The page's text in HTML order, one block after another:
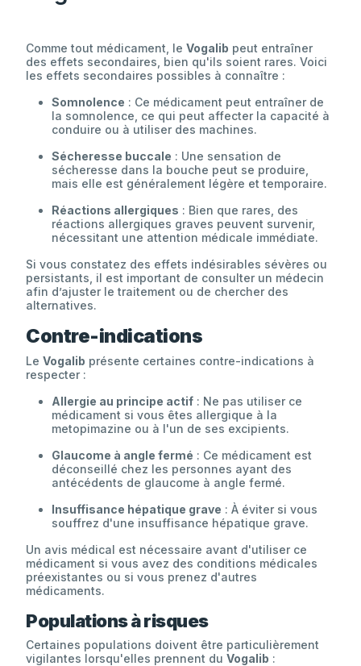
Comme tout médicament, le Vogalib peut entraîner
des effets secondaires, bien qu'ils soient rares. Voici
les effets secondaires possibles à connaître :
Somnolence : Ce médicament peut entraîner de
la somnolence, ce qui peut affecter la capacité à
conduire ou à utiliser des machines.
Sécheresse buccale : Une sensation de
sécheresse dans la bouche peut se produire,
mais elle est généralement légère et temporaire.
Réactions allergiques : Bien que rares, des
réactions allergiques graves peuvent survenir,
nécessitant une attention médicale immédiate.
Si vous constatez des effets indésirables sévères ou
persistants, il est important de consulter un médecin
afin d’ajuster le traitement ou de chercher des
alternatives.
Contre-indications
Le Vogalib présente certaines contre-indications à
respecter :
Allergie au principe actif : Ne pas utiliser ce
médicament si vous êtes allergique à la
metopimazine ou à l'un de ses excipients.
Glaucome à angle fermé : Ce médicament est
déconseillé chez les personnes ayant des
antécédents de glaucome à angle fermé.
Insuffisance hépatique grave : À éviter si vous
souffrez d'une insuffisance hépatique grave.
Un avis médical est nécessaire avant d'utiliser ce
médicament si vous avez des conditions médicales
préexistantes ou si vous prenez d'autres
médicaments.
Populations à risques
Certaines populations doivent être particulièrement
vigilantes lorsqu'elles prennent du Vogalib :